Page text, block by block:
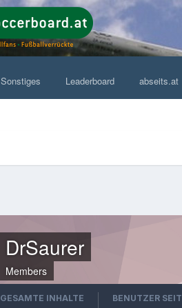
Sonstiges Leaderboard abseits.at
DrSaurer
Members
GESAMTE INHALTE BENUTZER SEIT